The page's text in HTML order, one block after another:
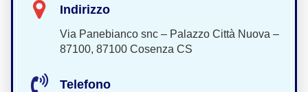
Indirizzo
Via Panebianco snc – Palazzo Città Nuova –
87100, 87100 Cosenza CS
Telefono